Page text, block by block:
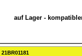
auf Lager -
21BR01181